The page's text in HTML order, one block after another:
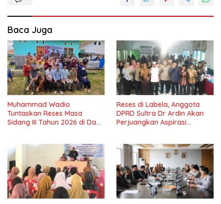
Baca Juga
Muhammad Wadio
Tuntaskan Reses Masa
Sidang III Tahun 2026 di Dapil
Reses di Labela, Anggota
DPRD Sultra Dr Ardin Akan
Perjuangkan Aspirasi